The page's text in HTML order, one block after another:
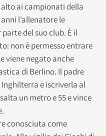
alto ai campionati della
l’allenatore le
del suo club. È il
non è permesso entrare
viene negato anche
di Berlino. Il padre
e iscriverla al
un metro e 55 e vince
conosciuta come